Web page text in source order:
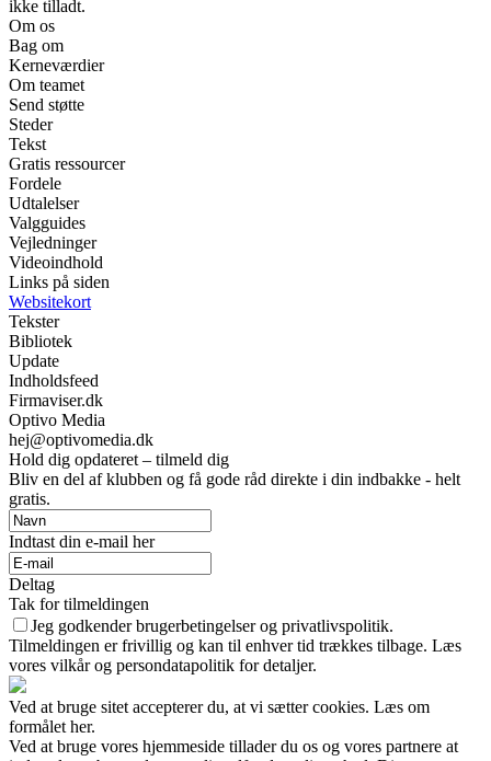
ikke tilladt.
Om os
Bag om
Kerneværdier
Om teamet
Send støtte
Steder
Tekst
Gratis ressourcer
Fordele
Udtalelser
Valgguides
Vejledninger
Videoindhold
Links på siden
Websitekort
Tekster
Bibliotek
Update
Indholdsfeed
Firmaviser.dk
Optivo Media
hej@optivomedia.dk
Hold dig opdateret – tilmeld dig
Bliv en del af klubben og få gode råd direkte i din indbakke - helt
gratis.
Indtast din e-mail her
Deltag
Tak for tilmeldingen
Jeg godkender brugerbetingelser og privatlivspolitik.
Tilmeldingen er frivillig og kan til enhver tid trækkes tilbage. Læs
vores vilkår og persondatapolitik for detaljer.
Ved at bruge sitet accepterer du, at vi sætter cookies. Læs om
formålet her.
Ved at bruge vores hjemmeside tillader du os og vores partnere at